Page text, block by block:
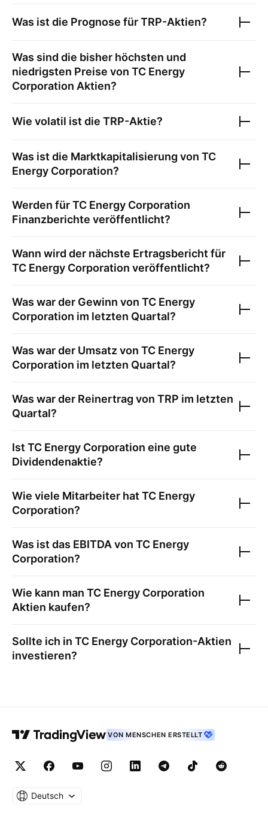
Was ist die Prognose fürTRP-Aktien?
Was sind die bisher höchsten und
niedrigsten Preise von TC Energy
Corporation Aktien?
Wie volatil ist die TRP-Aktie?
Was ist die Marktkapitalisierung von TC
Energy Corporation?
Werden fürTC Energy Corporation
Finanzberichte veröffentlicht?
Wann wird der nächste Ertragsbericht für
TC Energy Corporation veröffentlicht?
Was war der Gewinn von TC Energy
Corporation im letzten Quartal?
Was war der Umsatz von TC Energy
Corporation im letzten Quartal?
Was war der Reinertrag von TRP im letzten
Quartal?
Ist TC Energy Corporation eine gute
Dividendenaktie?
Wie viele Mitarbeiter hat TC Energy
Corporation?
Was ist das EBITDA von TC Energy
Corporation?
Wie kann man TC Energy Corporation
Aktien kaufen?
Sollte ich in TC Energy Corporation-Aktien
investieren?
VON MENSCHEN ERSTELLT
Deutsch